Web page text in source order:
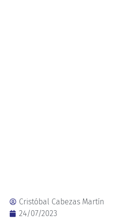
Cristóbal Cabezas Martín
24/07/2023